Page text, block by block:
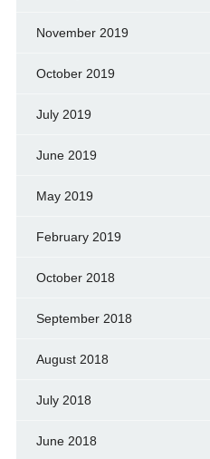
November 2019
October 2019
July 2019
June 2019
May 2019
February 2019
October 2018
September 2018
August 2018
July 2018
June 2018